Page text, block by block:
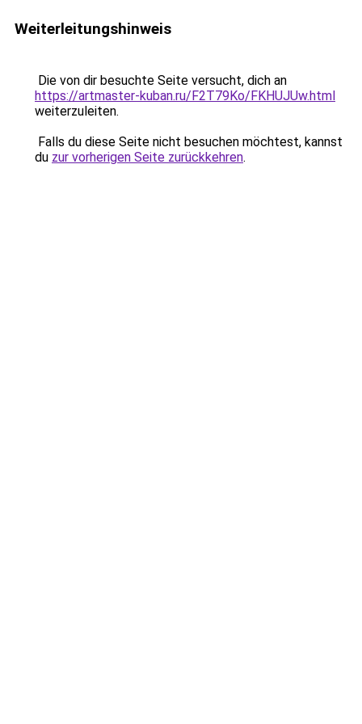
Weiterleitungshinweis
Die von dir besuchte Seite versucht, dich an
https://artmaster-kuban.ru/F2T79Ko/FKHUJUw.html
weiterzuleiten.
Falls du diese Seite nicht besuchen möchtest, kannst
du zur vorherigen Seite zurückkehren.